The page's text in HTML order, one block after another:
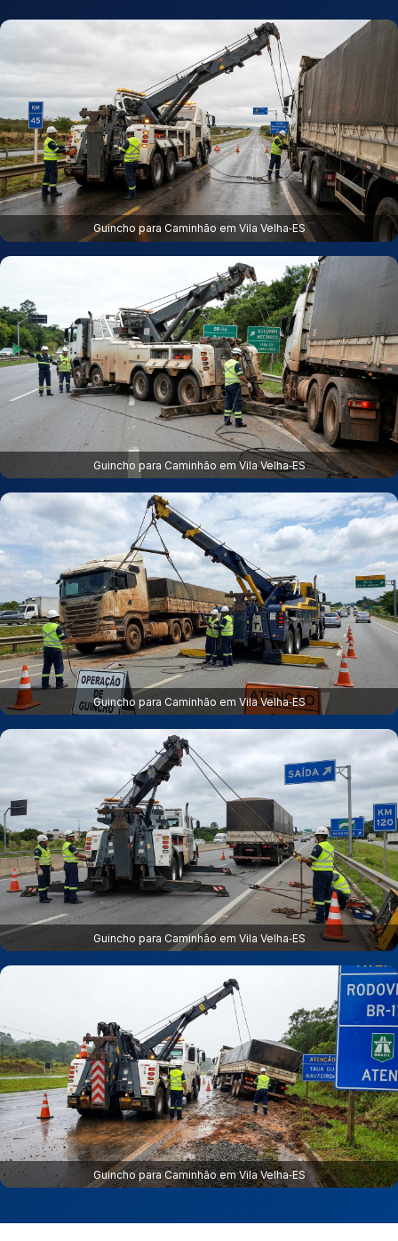
Guincho para Caminhão em Vila Velha‑ES
Guincho para Caminhão em Vila Velha‑ES
Guincho para Caminhão em Vila Velha‑ES
Guincho para Caminhão em Vila Velha‑ES
Guincho para Caminhão em Vila Velha‑ES